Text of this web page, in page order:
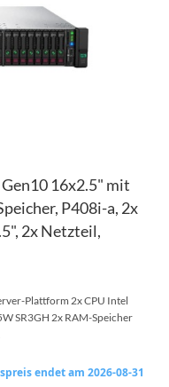
16x2.5" mit
P408i-a, 2x
2x Netzteil,
Plattform 2x CPU Intel
SR3GH 2x RAM-Speicher
endet am 2026-08-31